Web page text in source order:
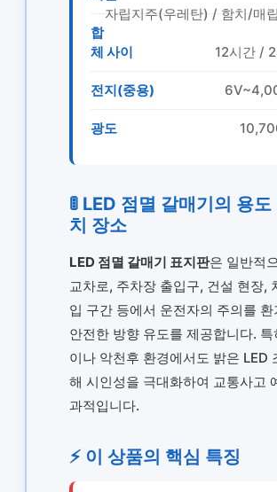
자립지주(우레탄) / 함치/매
합
체 사이
12시간 /
전지(중용)
광도
🚦 LED 점멸 갈매기의 용도
치 장소
LED 점멸 갈매기 표지판은 일반적
교차로, 주차장 출입구, 건설 현장,
입 구간 등에서 운전자의 주의를 환
안전한 방향 유도를 제공합니다. 특
이나 악천후 환경에서도 밝은 LED
해 시인성을 극대화하여 교통사고
과적입니다.
⚡ 이 상품의 핵심 특징